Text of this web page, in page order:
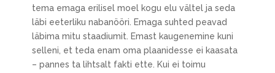
tema emaga erilisel moel kogu elu vältel ja seda
läbi eeterliku nabanööri. Emaga suhted peavad
läbima mitu staadiumit. Emast kaugenemine kuni
selleni, et teda enam oma plaanidesse ei kaasata
– pannes ta lihtsalt fakti ette. Kui ei toimu